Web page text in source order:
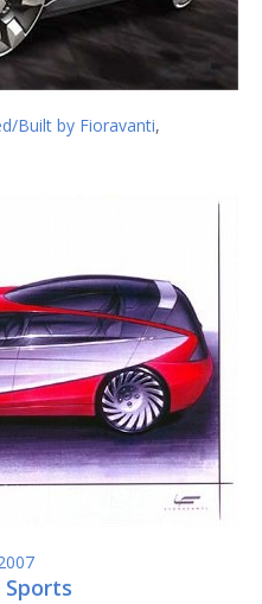
Built by Fioravanti,